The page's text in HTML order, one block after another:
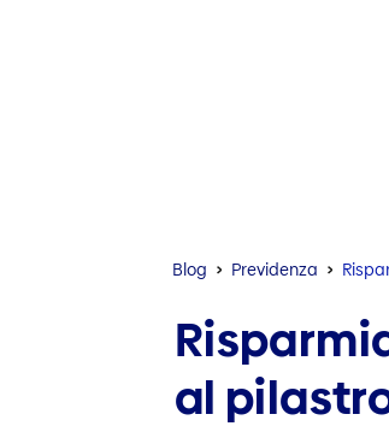
Blog Previdenza
al